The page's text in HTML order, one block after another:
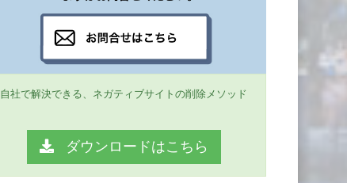
自社で解決できる、ネガティブサイトの削除メソッド
ダウンロードはこちら